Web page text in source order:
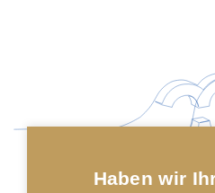
Haben wir